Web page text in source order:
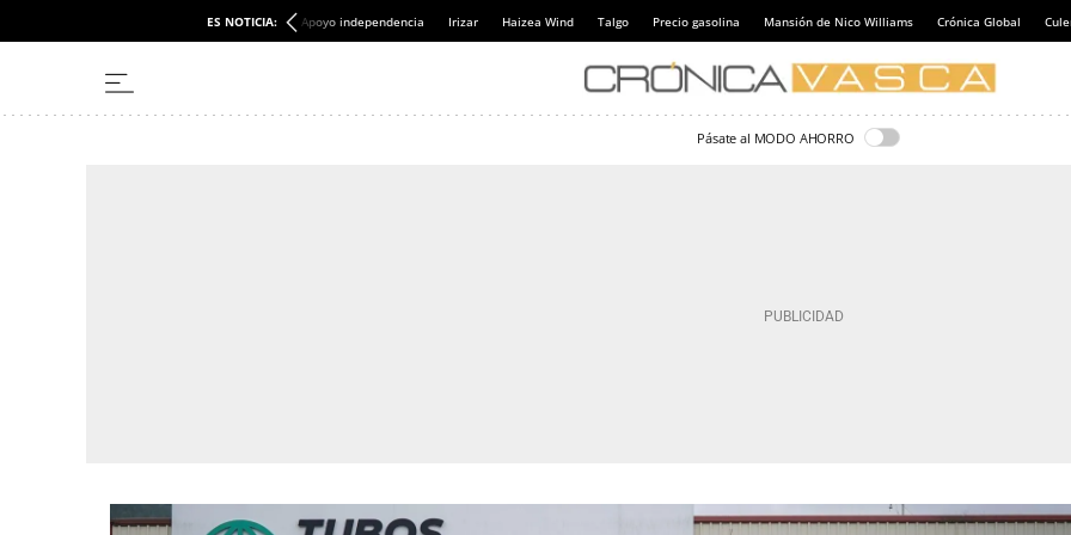
ES NOTICIA: Apoyo independencia Irizar Haizea Wind Talgo Precio gasolina Mansión de Nico Williams Crónica Global
Pásate al MODO AHORRO